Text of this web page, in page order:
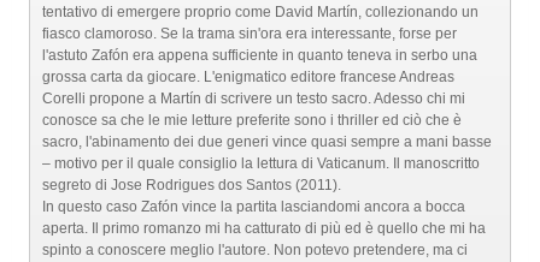
tentativo di emergere proprio come David Martín, collezionando un
fiasco clamoroso. Se la trama sin'ora era interessante, forse per
l'astuto Zafón era appena sufficiente in quanto teneva in serbo una
grossa carta da giocare. L'enigmatico editore francese Andreas
Corelli propone a Martín di scrivere un testo sacro. Adesso chi mi
conosce sa che le mie letture preferite sono i thriller ed ciò che è
sacro, l'abinamento dei due generi vince quasi sempre a mani basse
– motivo per il quale consiglio la lettura di Vaticanum. Il manoscritto
segreto di Jose Rodrigues dos Santos (2011).
In questo caso Zafón vince la partita lasciandomi ancora a bocca
aperta. Il primo romanzo mi ha catturato di più ed è quello che mi ha
spinto a conoscere meglio l'autore. Non potevo pretendere, ma ci